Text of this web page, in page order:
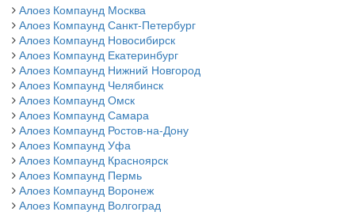
Алоез Компаунд Москва
Алоез Компаунд Санкт-Петербург
Алоез Компаунд Новосибирск
Алоез Компаунд Екатеринбург
Алоез Компаунд Нижний Новгород
Алоез Компаунд Челябинск
Алоез Компаунд Омск
Алоез Компаунд Самара
Алоез Компаунд Ростов-на-Дону
Алоез Компаунд Уфа
Алоез Компаунд Красноярск
Алоез Компаунд Пермь
Алоез Компаунд Воронеж
Алоез Компаунд Волгоград